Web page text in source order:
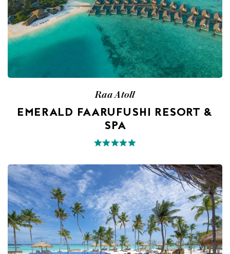
Raa Atoll
EMERALD FAARUFUSHI RESORT &
SPA